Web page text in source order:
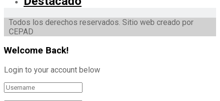
Todos los derechos reservados. Sitio web creado por
CEPAD
Welcome Back!
Login to your account below